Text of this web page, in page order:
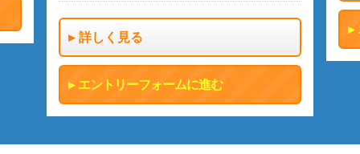
詳しく見る
エントリーフォームに進む